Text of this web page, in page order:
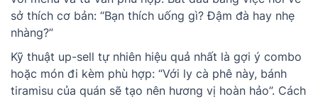
sở thích cơ bản: “Bạn thích uống gì? Đậm đà hay nhẹ
nhàng?”
Kỹ thuật up-sell tự nhiên hiệu quả nhất là gợi ý combo
hoặc món đi kèm phù hợp: “Với ly cà phê này, bánh
tiramisu của quán sẽ tạo nên hương vị hoàn hảo”. Cách